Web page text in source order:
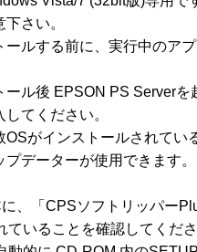
さい。
ルする前に、実行中のア
ル後 EPSON PS Serverを
てください。
がインストールされてい
ーターが使用できます。
「CPSソフトリッパー
ることを確認してくだ